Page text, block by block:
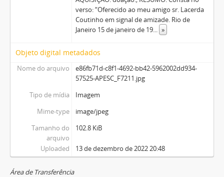
verso: “Oferecido ao meu amigo sr. Lacerda
Coutinho em signal de amizade. Rio de
Janeiro 15 de janeiro de 19... »
Objeto digital metadados
Nome do arquivo
e86fb71d-c8f1-4692-bb42-5962002dd934-
57525-APESC_F7211.jpg
Tipo de mídia
Imagem
Mime-type
image/jpeg
Tamanho do
arquivo
102.8 KiB
Uploaded 13 de dezembro de 2022 20:48
Área de Transferência